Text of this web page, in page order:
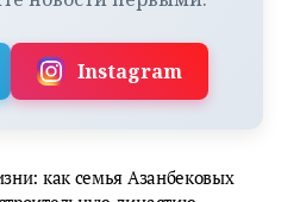
Instagram
как семья Азанбековых